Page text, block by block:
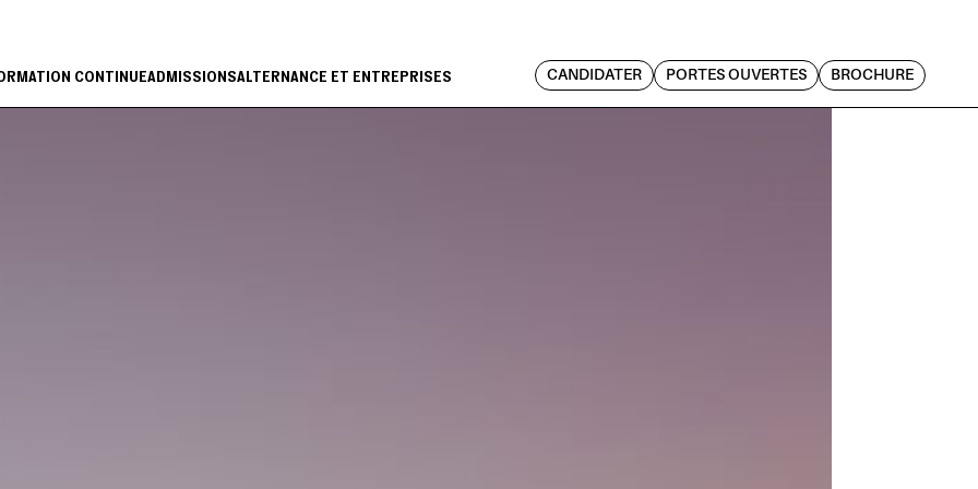
CONTINUEADMISSIONSALTERNANCE ET ENTREPRISES CANDIDATER PORTES OUVERTES BROCHURE